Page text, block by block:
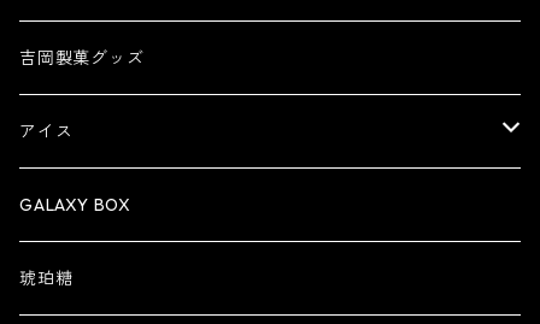
ズコット
生菓子
創作大福
機能性表示食品
吉岡製菓グッズ
アイス
アイスパフェ
GALAXY BOX
琥珀糖